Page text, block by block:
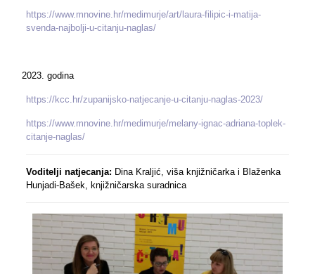
https://www.mnovine.hr/medimurje/art/laura-filipic-i-matija-
svenda-najbolji-u-citanju-naglas/
godina
https://kcc.hr/zupanijsko-natjecanje-u-citanju-naglas-2023/
https://www.mnovine.hr/medimurje/melany-ignac-adriana-toplek-
citanje-naglas/
Voditelji natjecanja: Dina Kraljić, viša knjižničarka i Blaženka
Hunjadi-Bašek, knjižničarska suradnica